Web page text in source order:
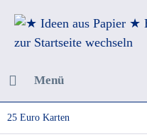
Menü
25 Euro Karten